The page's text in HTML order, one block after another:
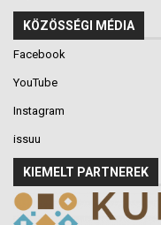
KÖZÖSSÉGI MÉDIA
Facebook
YouTube
Instagram
issuu
KIEMELT PARTNEREK